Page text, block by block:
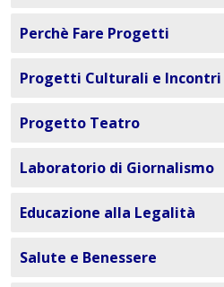
Perchè Fare Progetti
Progetti Culturali e
Progetto Teatro
Laboratorio di Giornalismo
Educazione alla Legalità
Salute e Benessere